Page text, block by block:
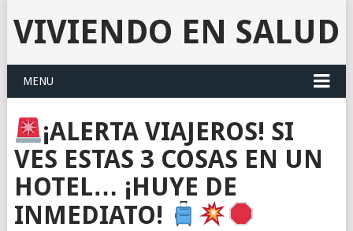
VIVIENDO EN SALUD
MENU
¡ALERTA VIAJEROS! SI
VES ESTAS 3 COSAS EN UN
HOTEL… ¡HUYE DE
INMEDIATO!